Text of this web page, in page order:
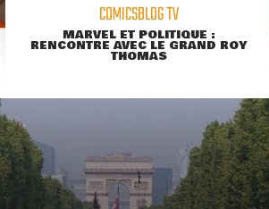
COMICSBLOG TV
MARVEL ET POLITIQUE :
RENCONTRE AVEC LE GRAND ROY
THOMAS